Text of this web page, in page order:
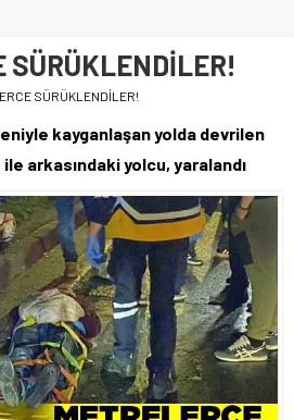
SÜRÜKLENDİLER!
SÜRÜKLENDİLER!
kayganlaşan yolda devrilen
arkasındaki yolcu, yaralandı